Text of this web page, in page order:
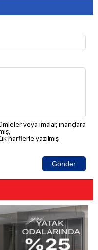
veya imalar, inançlara
harflerle yazılmış
Gönder